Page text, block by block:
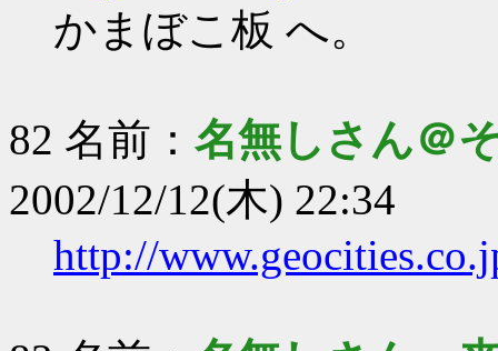
かまぼこ板 へ。
82 名前： 名無しさん＠
2002/12/12(木) 22:34
http://